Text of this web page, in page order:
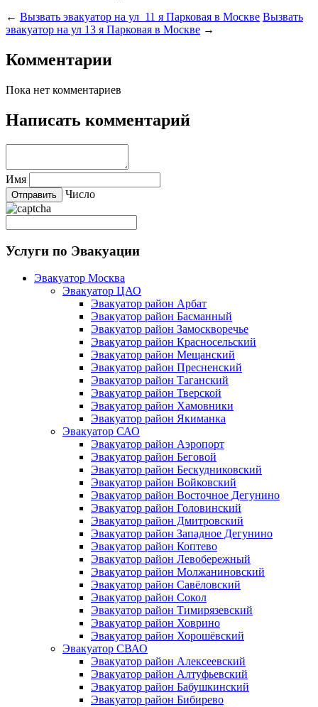
← Вызвать эвакуатор на ул 11 я Парковая в Москве Вызвать
эвакуатор на ул 13 я Парковая в Москве →
Комментарии
Пока нет комментариев
Написать комментарий
Имя
Число
Услуги по Эвакуации
Эвакуатор Москва
Эвакуатор ЦАО
Эвакуатор район Арбат
Эвакуатор район Басманный
Эвакуатор район Замоскворечье
Эвакуатор район Красносельский
Эвакуатор район Мещанский
Эвакуатор район Пресненский
Эвакуатор район Таганский
Эвакуатор район Тверской
Эвакуатор район Хамовники
Эвакуатор район Якиманка
Эвакуатор САО
Эвакуатор район Аэропорт
Эвакуатор район Беговой
Эвакуатор район Бескудниковский
Эвакуатор район Войковский
Эвакуатор район Восточное Дегунино
Эвакуатор район Головинский
Эвакуатор район Дмитровский
Эвакуатор район Западное Дегунино
Эвакуатор район Коптево
Эвакуатор район Левобережный
Эвакуатор район Молжаниновский
Эвакуатор район Савёловский
Эвакуатор район Сокол
Эвакуатор район Тимирязевский
Эвакуатор район Ховрино
Эвакуатор район Хорошёвский
Эвакуатор СВАО
Эвакуатор район Алексеевский
Эвакуатор район Алтуфьевский
Эвакуатор район Бабушкинский
Эвакуатор район Бибирево